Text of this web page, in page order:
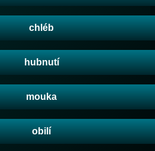
chléb
hubnutí
mouka
obilí